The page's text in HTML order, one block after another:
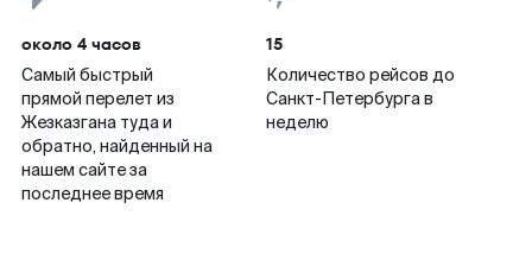
около 4 часов
Самый быстрый
прямой перелет из
Жезказгана туда и
обратно, найденный на
нашем сайте за
последнее время
15
Количество рейсов до
Санкт-Петербурга в
неделю